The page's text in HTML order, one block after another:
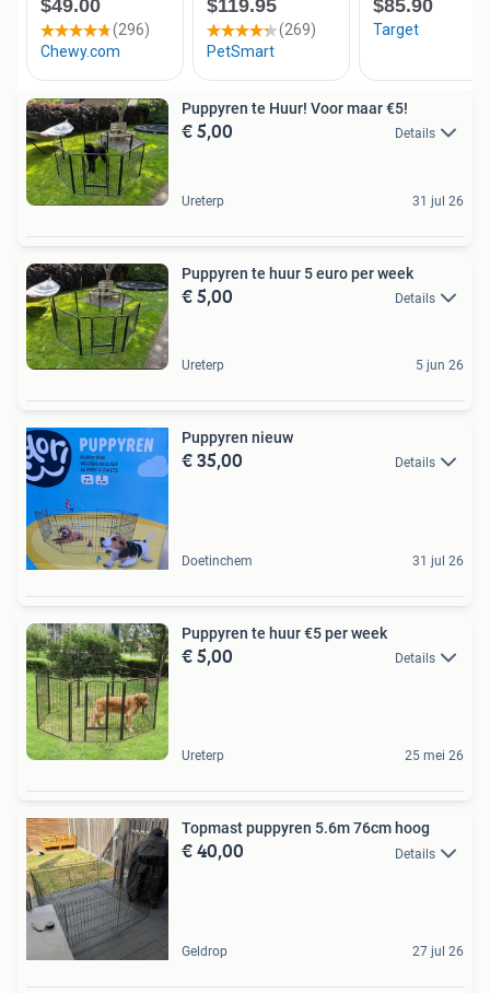
Puppyren te Huur! Voor maar €5!
€ 5,00 Details
Ureterp 31 jul 26
Puppyren te huur 5 euro per week
€ 5,00 Details
Ureterp 5 jun 26
Puppyren nieuw
€ 35,00 Details
Doetinchem 31 jul 26
Puppyren te huur €5 per week
€ 5,00 Details
Ureterp 25 mei 26
Topmast puppyren 5.6m 76cm hoog
€ 40,00 Details
Geldrop 27 jul 26